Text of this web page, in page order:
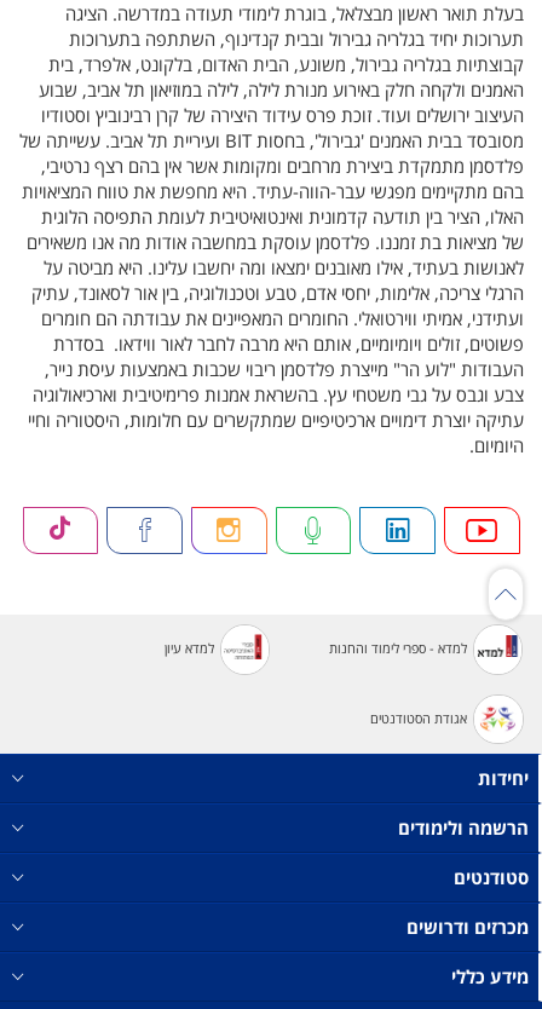
בעלת תואר ראשון מבצלאל, בוגרת לימודי תעודה במדרשה. הציגה
תערוכות יחיד בגלריה גבירול ובבית קנדינוף, השתתפה בתערוכות
קבוצתיות בגלריה גבירול, משונע, הבית האדום, בלקונט, אלפרד, בית
האמנים ולקחה חלק באירוע מנורת לילה, לילה במוזיאון תל אביב, שבוע
העיצוב ירושלים ועוד. זוכת פרס עידוד היצירה של קרן רבינוביץ וסטודיו
מסובסד בבית האמנים 'גבירול', בחסות BIT ועיריית תל אביב. עשייתה של
פלדסמן מתמקדת ביצירת מרחבים ומקומות אשר אין בהם רצף נרטיבי,
בהם מתקיימים מפגשי עבר-הווה-עתיד. היא מחפשת את טווח המציאויות
האלו, הציר בין תודעה קדמונית ואינטואיטיבית לעומת התפיסה הלוגית
של מציאות בת זמננו. פלדסמן עוסקת במחשבה אודות מה אנו משאירים
לאנושות בעתיד, אילו מאובנים ימצאו ומה יחשבו עלינו. היא מביטה על
הרגלי צריכה, אלימות, יחסי אדם, טבע וטכנולוגיה, בין אור לסאונד, עתיק
ועתידני, אמיתי ווירטואלי. החומרים המאפיינים את עבודתה הם חומרים
פשוטים, זולים ויומיומיים, אותם היא מרבה לחבר לאור ווידאו. בסדרת
העבודות "לוע הר" מייצרת פלדסמן ריבוי שכבות באמצעות עיסת נייר,
צבע וגבס על גבי משטחי עץ. בהשראת אמנות פרימיטיבית וארכיאולוגיה
עתיקה יוצרת דימויים ארכיטיפיים שמתקשרים עם חלומות, היסטוריה וחיי
היומיום.
למדא - ספרי לימוד והחנות למדא עיון
אגודת הסטודנטים
יחידות
הרשמה ולימודים
סטודנטים
מכרזים ודרושים
מידע כללי